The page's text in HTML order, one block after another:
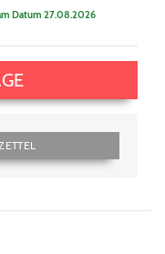
Datum 27.08.2026